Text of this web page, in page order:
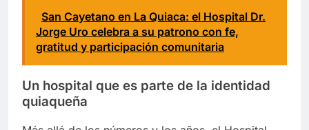
San Cayetano en La Quiaca: el Hospital Dr.
Jorge Uro celebra a su patrono con fe,
gratitud y participación comunitaria
Un hospital que es parte de la identidad
quiaqueña